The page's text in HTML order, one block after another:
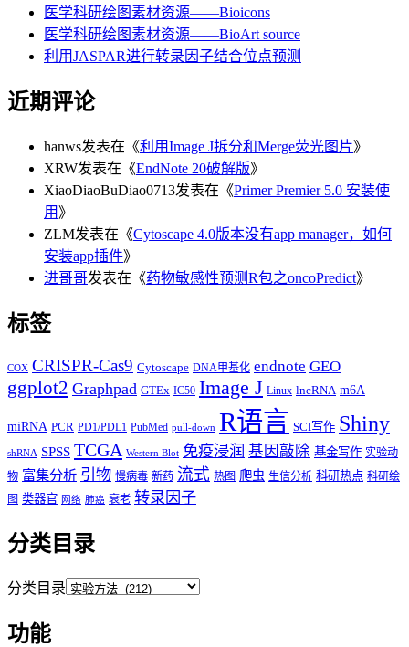
医学科研绘图素材资源——Bioicons
医学科研绘图素材资源——BioArt source
利用JASPAR进行转录因子结合位点预测
近期评论
hanws发表在《利用Image J拆分和Merge荧光图片》
XRW发表在《EndNote 20破解版》
XiaoDiaoBuDiao0713发表在《Primer Premier 5.0 安装使
用 》
ZLM发表在《Cytoscape 4.0版本没有app manager，如何
安装app插件》
进哥哥发表在《药物敏感性预测R包之oncoPredict》
标签
COX CRISPR-Cas9 Cytoscape DNA甲基化 endnote GEO
ggplot2 Graphpad GTEx IC50 Image J Linux lncRNA m6A
miRNA PCR PD1/PDL1 PubMed pull-down R语言 SCI写作 Shiny
shRNA SPSS TCGA Western Blot 免疫浸润 基因敲除 基金写作 实验动
物 富集分析 引物 慢病毒 新药 流式 热图 爬虫 生信分析 科研热点 科研绘
图 类器官 网络 肺癌 衰老 转录因子
分类目录
分类目录
功能